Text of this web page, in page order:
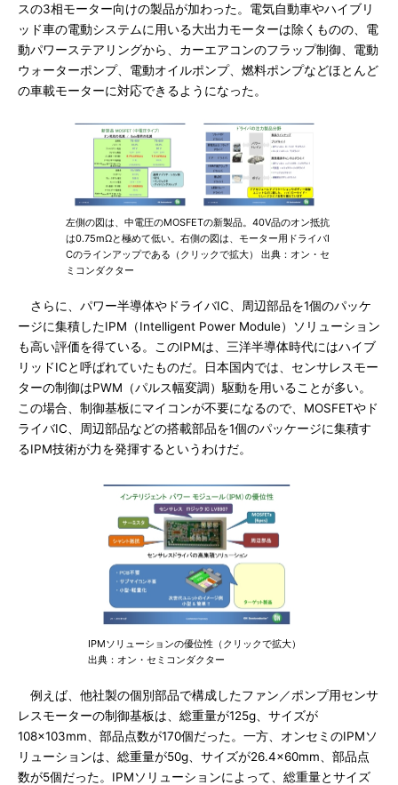
スの3相モーター向けの製品が加わった。電気自動車やハイブリ
ッド車の電動システムに用いる大出力モーターは除くものの、電
動パワーステアリングから、カーエアコンのフラップ制御、電動
ウォーターポンプ、電動オイルポンプ、燃料ポンプなどほとんど
の車載モーターに対応できるようになった。
左側の図は、中電圧のMOSFETの新製品。40V品のオン抵抗
は0.75mΩと極めて低い。右側の図は、モーター用ドライバI
Cのラインアップである（クリックで拡大） 出典：オン・セ
ミコンダクター
さらに、パワー半導体やドライバIC、周辺部品を1個のパッケ
ージに集積したIPM（Intelligent Power Module）ソリューション
も高い評価を得ている。このIPMは、三洋半導体時代にはハイブ
リッドICと呼ばれていたものだ。日本国内では、センサレスモー
ターの制御はPWM（パルス幅変調）駆動を用いることが多い。
この場合、制御基板にマイコンが不要になるので、MOSFETやド
ライバIC、周辺部品などの搭載部品を1個のパッケージに集積す
るIPM技術が力を発揮するというわけだ。
IPMソリューションの優位性（クリックで拡大）
出典：オン・セミコンダクター
例えば、他社製の個別部品で構成したファン／ポンプ用センサ
レスモーターの制御基板は、総重量が125g、サイズが
108×103mm、部品点数が170個だった。一方、オンセミのIPMソ
リューションは、総重量が50g、サイズが26.4×60mm、部品点
数が5個だった。IPMソリューションによって、総重量とサイズ